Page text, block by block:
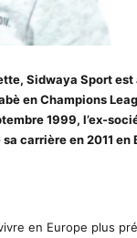
Sidwaya Sport est
en Champions
1999, l’ex-
carrière en 2011 en
en Europe plus